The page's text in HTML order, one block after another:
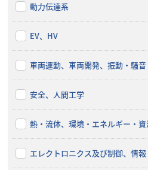
動力伝達系
EV、HV
車両運動、車両開発、振動・騒
安全、人間工学
熱・流体、環境・エネルギー・
エレクトロニクス及び制御、